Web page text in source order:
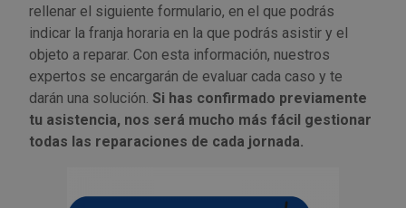
rellenar el siguiente formulario, en el que podrás
indicar la franja horaria en la que podrás asistir y el
objeto a reparar. Con esta información, nuestros
expertos se encargarán de evaluar cada caso y te
darán una solución. Si has confirmado previamente
tu asistencia, nos será mucho más fácil gestionar
todas las reparaciones de cada jornada.